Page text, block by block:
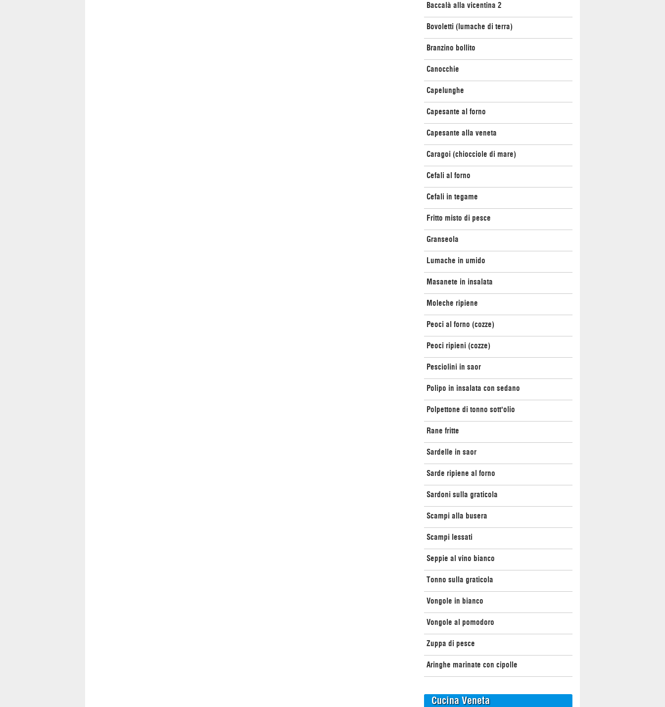
Baccalà alla vicentina 2
Bovoletti (lumache di terra)
Branzino bollito
Canocchie
Capelunghe
Capesante al forno
Capesante alla veneta
Caragoi (chiocciole di mare)
Cefali al forno
Cefali in tegame
Fritto misto di pesce
Granseola
Lumache in umido
Masanete in insalata
Moleche ripiene
Peoci al forno (cozze)
Peoci ripieni (cozze)
Pesciolini in saor
Polipo in insalata con sedano
Polpettone di tonno sott'olio
Rane fritte
Sardelle in saor
Sarde ripiene al forno
Sardoni sulla graticola
Scampi alla busera
Scampi lessati
Seppie al vino bianco
Tonno sulla graticola
Vongole in bianco
Vongole al pomodoro
Zuppa di pesce
Aringhe marinate con cipolle
Cucina Veneta